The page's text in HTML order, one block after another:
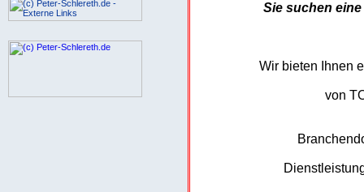
Sie suchen
Wir bieten Ihnen
von